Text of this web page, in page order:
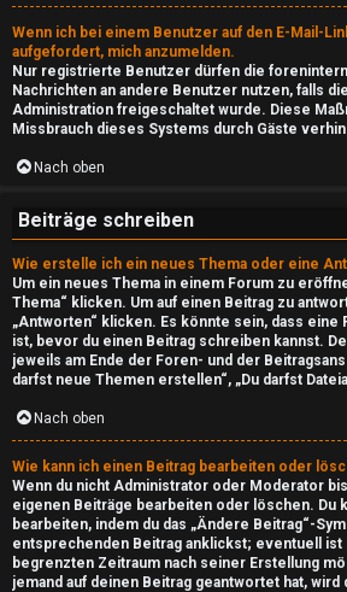
Wenn ich bei einem Benutzer auf den E-Mail-
aufgefordert, mich anzumelden.
Nur registrierte Benutzer dürfen die
Nachrichten an andere Benutzer nutzen, falls
Administration freigeschaltet wurde. Diese
Missbrauch dieses Systems durch Gäste
Nach oben
Beiträge schreiben
Wie erstelle ich ein neues Thema oder eine
Um ein neues Thema in einem Forum zu
Thema“ klicken. Um auf einen Beitrag zu
„Antworten“ klicken. Es könnte sein, dass
ist, bevor du einen Beitrag schreiben kannst.
jeweils am Ende der Foren- und der
darfst neue Themen erstellen“, „Du darfst
Nach oben
Wie kann ich einen Beitrag bearbeiten oder
Wenn du nicht Administrator oder Moderator
eigenen Beiträge bearbeiten oder löschen. Du
bearbeiten, indem du das „Ändere Beitrag“-
entsprechenden Beitrag anklickst; eventuell ist
begrenzten Zeitraum nach seiner Erstellung
jemand auf deinen Beitrag geantwortet hat, wird
↳
e
P
a
y
i
m
W
e
b
↳